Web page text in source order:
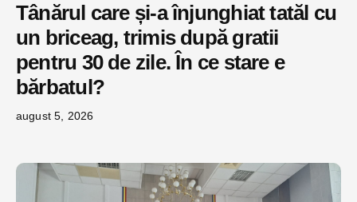
Tânărul care și-a înjunghiat tatăl cu
un briceag, trimis după gratii
pentru 30 de zile. În ce stare e
bărbatul?
august 5, 2026